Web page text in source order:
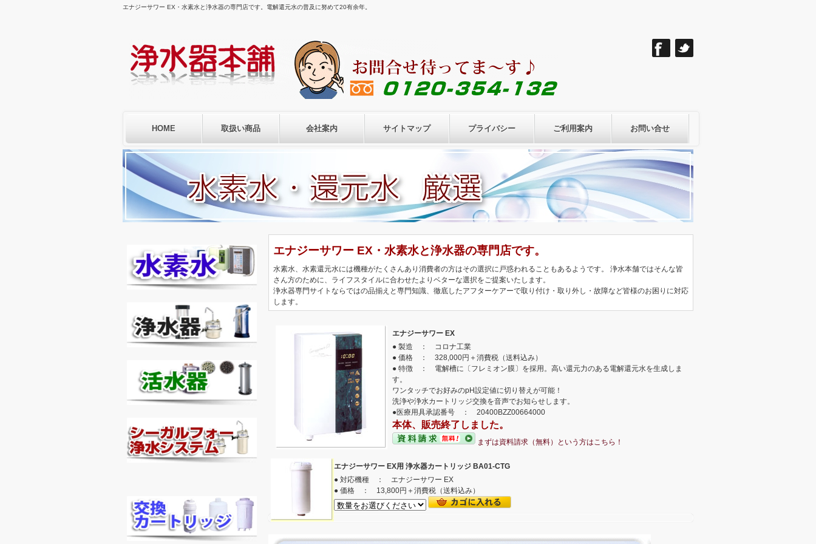
エナジーサワー EX・水素水と浄水器の専門店です。電解還元水の普及に努めて20有余年。
HOME 取扱い商品 会社案内 サイトマップ プライバシー ご利用案内 お問い合せ
エナジーサワー EX・水素水と浄水器の専門店です。
水素水、水素還元水には機種がたくさんあり消費者の方はその選択に戸惑われることもあるようです。 浄水本舗ではそんな皆
さん方のために、ライフスタイルに合わせたよりベターな選択をご提案いたします。
浄水器専門サイトならではの品揃えと専門知識、徹底したアフターケアーで取り付け・取り外し・故障など皆様のお困りに対応
します。
エナジーサワー EX
● 製造 ： コロナ工業
● 価格 ： 328,000円＋消費税（送料込み）
● 特徴 ： 電解槽に〔フレミオン膜〕を採用。高い還元力のある電解還元水を生成しま
す。
ワンタッチでお好みのpH設定値に切り替えが可能！
洗浄や浄水カートリッジ交換を音声でお知らせします。
●医療用具承認番号 ： 20400BZZ00664000
本体、販売終了しました。
まずは資料請求（無料）という方はこちら！
エナジーサワー EX用 浄水器カートリッジ BA01-CTG
● 対応機種 ： エナジーサワー EX
● 価格 ： 13,800円＋消費税（送料込み）